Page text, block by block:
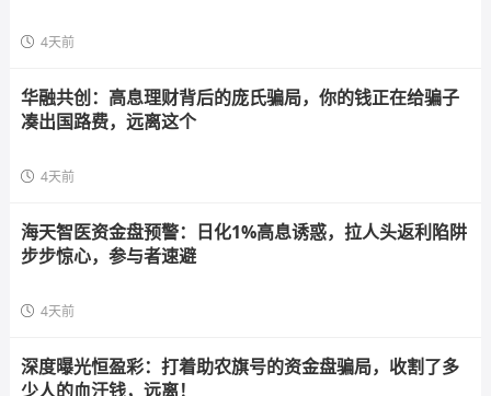
4天前
华融共创：高息理财背后的庞氏骗局，你的钱正在给骗子
凑出国路费，远离这个
4天前
海天智医资金盘预警：日化1%高息诱惑，拉人头返利陷阱
步步惊心，参与者速避
4天前
深度曝光恒盈彩：打着助农旗号的资金盘骗局，收割了多
少人的血汗钱，远离！